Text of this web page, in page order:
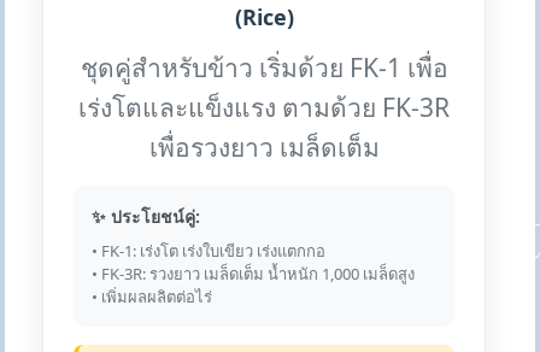
(Rice)
ชุดคู่สำหรับข้าว เริ่มด้วย FK-1 เพื่อ
เร่งโตและแข็งแรง ตามด้วย FK-3R
เพื่อรวงยาว เมล็ดเต็ม
✨ ประโยชน์คู่:
• FK-1: เร่งโต เร่งใบเขียว เร่งแตกกอ
• FK-3R: รวงยาว เมล็ดเต็ม น้ำหนัก 1,000 เมล็ดสูง
• เพิ่มผลผลิตต่อไร่